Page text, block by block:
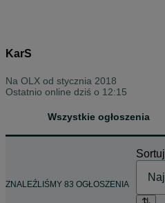
KarS
Na OLX od stycznia 2018
Ostatnio online dziś o 12:15
Wszystkie ogłoszenia
ZNALEŹLIŚMY 83 OGŁOSZENIA
Sortuj